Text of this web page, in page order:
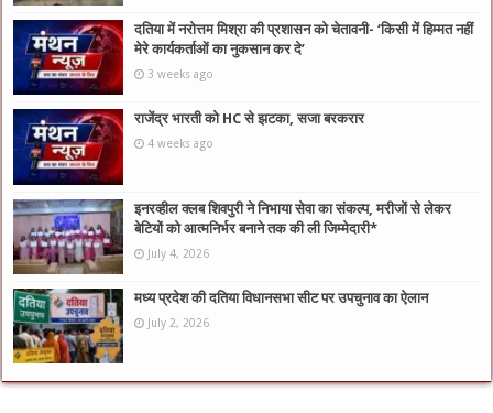
दतिया में नरोत्तम मिश्रा की प्रशासन को चेतावनी- ‘किसी में हिम्मत नहीं
मेरे कार्यकर्ताओं का नुकसान कर दे’
3 weeks ago
राजेंद्र भारती को HC से झटका, सजा बरकरार
4 weeks ago
इनरव्हील क्लब शिवपुरी ने निभाया सेवा का संकल्प, मरीजों से लेकर
बेटियों को आत्मनिर्भर बनाने तक की ली जिम्मेदारी*
July 4, 2026
मध्य प्रदेश की दतिया विधानसभा सीट पर उपचुनाव का ऐलान
July 2, 2026